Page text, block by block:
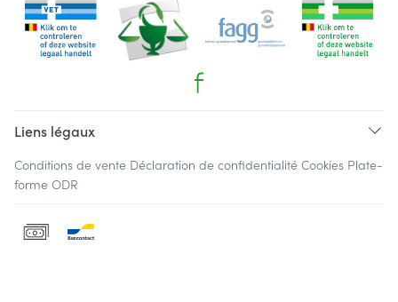
Liens légaux
Conditions de vente Déclaration de confidentialité Cookies Plate-
forme ODR